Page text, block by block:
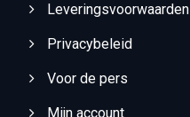
Leveringsvoorwaarden
Privacybeleid
Voor de pers
Mijn account